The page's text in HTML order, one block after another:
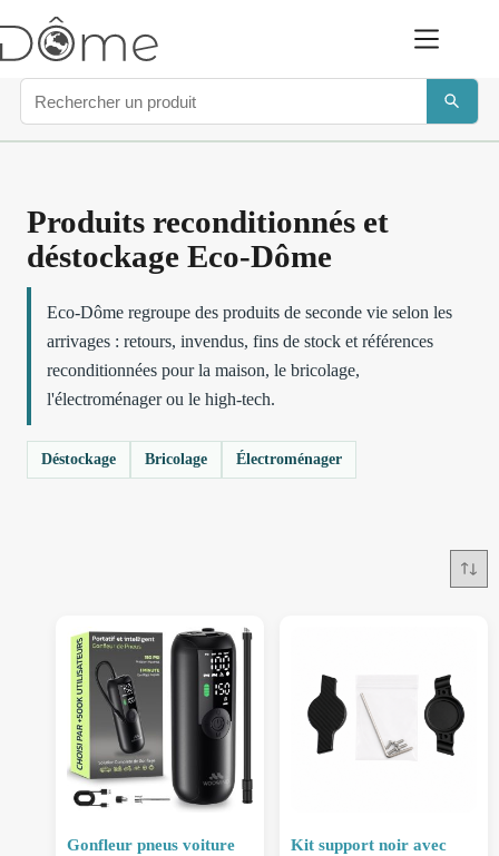
Produits reconditionnés et
déstockage Eco-Dôme
Eco-Dôme regroupe des produits de seconde vie selon les
arrivages : retours, invendus, fins de stock et références
reconditionnées pour la maison, le bricolage,
l'électroménager ou le high-tech.
Déstockage Bricolage Électroménager
Gonfleur pneus voiture
Kit support noir avec